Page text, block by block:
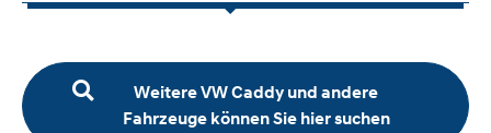
Weitere VW Caddy und andere
Fahrzeuge können Sie hier suchen